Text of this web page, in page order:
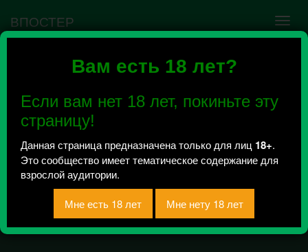
Вам есть 18 лет?
Если вам нет 18 лет, покиньте эту
страницу!
Данная страница предназначена только для лиц 18+.
Это сообщество имеет тематическое содержание для
взрослой аудитории.
ВПОСТЕР
Ошибка VK API #5
сообщества нужно авторизоваться на сервисе
повторно.
ALL PORNSTARS
Всего 1, за сегодня 0 сообщений
отправлено / Рейтинг 0.5